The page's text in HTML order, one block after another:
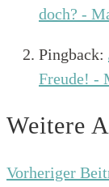
doch? -
Pingback:
Freude! -
Weitere
Vorheriger